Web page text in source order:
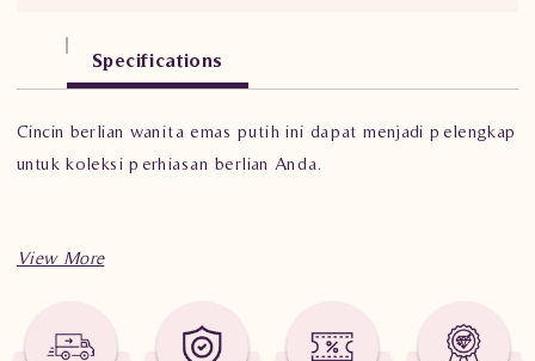
Specifications
Cincin berlian wanita emas putih ini dapat menjadi pelengkap
untuk koleksi perhiasan berlian Anda.
Informasi Penting Cincin Berlian Wanita Emas Putih
Berat : 1.970 gram